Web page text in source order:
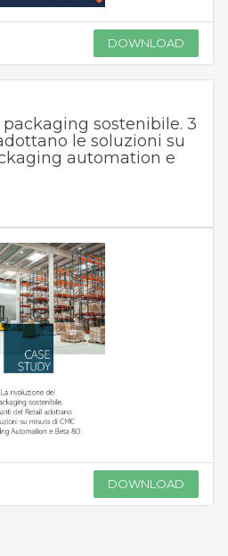
DOWNLOAD
sostenibile. 3
le soluzioni su
automation e
DOWNLOAD